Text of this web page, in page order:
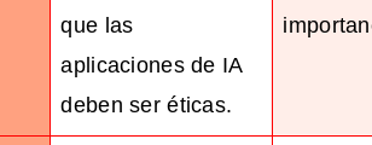
que las
aplicaciones de IA
deben ser éticas.